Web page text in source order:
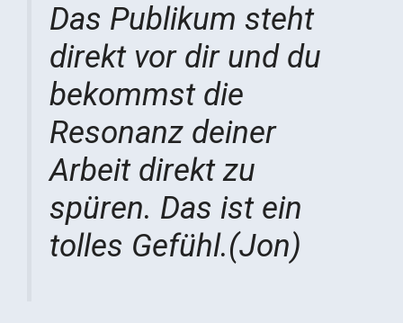
Das Publikum steht
direkt vor dir und du
bekommst die
Resonanz deiner
Arbeit direkt zu
spüren. Das ist ein
tolles Gefühl.(Jon)